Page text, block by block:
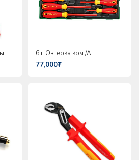
6ш Овтерка ком /A
хэмжээтэй/ Toptul GTA0650
77,000₮